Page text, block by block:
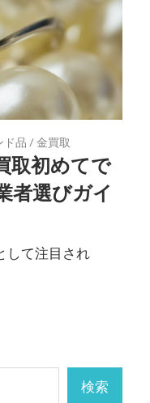
ド品/金買取
取初めてで
者選びガイ
して注目され
検索